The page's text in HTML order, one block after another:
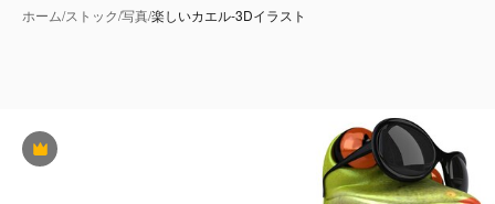
ホーム/ストック/写真/楽しいカエル-3Dイラスト
Premium